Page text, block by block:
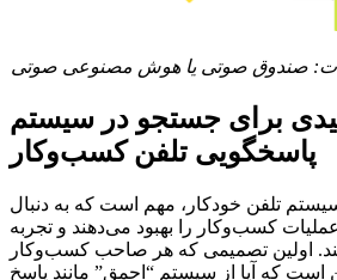
صندوق صوتی یا هوش مصنوعی صوتی
برای جستجو در سیستم
پاسخگویی تلفن کسب‌وکار
تلفن خودکار، مهم است که به دنبال
کسب‌وکار را بهبود می‌دهند و تجربه
اولین تصمیمی که هر صاحب کسب‌وکار
است که آیا از سیستم “احمق” مانند پاسخ